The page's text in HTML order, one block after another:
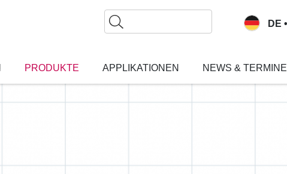
Suche
DE
PRODUKTE APPLIKATIONEN NEWS & TERMINE